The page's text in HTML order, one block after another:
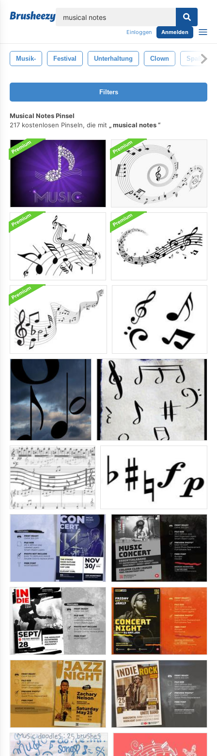
Einloggen Anmelden
Musik- Festival Unterhaltung Clown Spaß
Filters
Musical Notes Pinsel
217 kostenlosen Pinseln, die mit
musical notes